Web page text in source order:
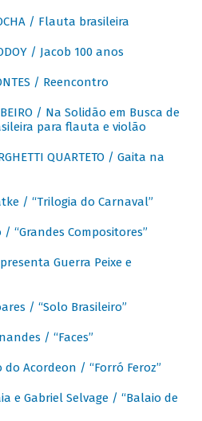
/ Flauta brasileira
/ Jacob 100 anos
/ Reencontro
/ Na Solidão em Busca de
para flauta e violão
QUARTETO / Gaita na
/ “Trilogia do Carnaval”
/ “Grandes Compositores”
Guerra Peixe e
/ “Solo Brasileiro”
/ “Faces”
Acordeon / “Forró Feroz”
e Gabriel Selvage / “Balaio de